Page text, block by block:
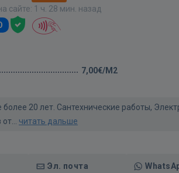
сайте: 1 ч. 28 мин. назад
7,00€/M2
более 20 лет. Сантехнические работы,
читать дальше
Эл. почта